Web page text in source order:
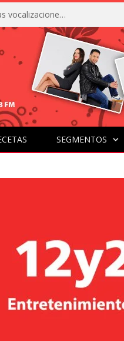
La IA está acercándonos a comprender y traducir las vocalizaciones y comportamientos de nuestras mascotas
SEGMENTOS